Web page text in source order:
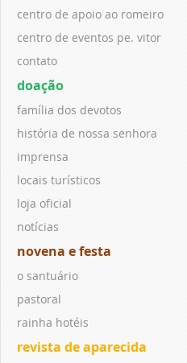
centro de apoio ao romeiro
centro de eventos pe. vitor
contato
doação
família dos devotos
história de nossa senhora
imprensa
locais turísticos
loja oficial
notícias
novena e festa
o santuário
pastoral
rainha hotéis
revista de aparecida